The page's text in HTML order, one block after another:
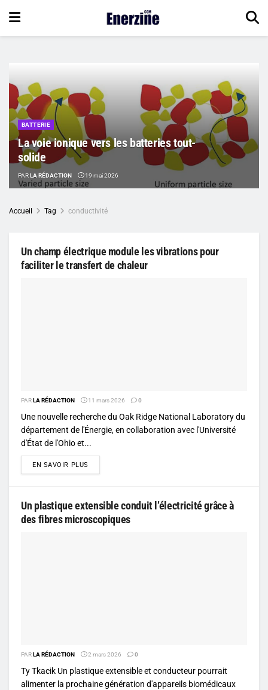
BATTERIE
La voie ionique vers les batteries tout-
solide
PARLA RÉDACTION 19 mai 2026
Accueil Tag conductivité
Un champ électrique module les vibrations pour
faciliter le transfert de chaleur
PARLA RÉDACTION 11 mars 2026 0
Une nouvelle recherche du Oak Ridge National Laboratory du
département de l'Énergie, en collaboration avec l'Université
d'État de l'Ohio et...
EN SAVOIR PLUS
Un plastique extensible conduit l’électricité grâce à
des fibres microscopiques
PARLA RÉDACTION 2 mars 2026 0
Ty Tkacik Un plastique extensible et conducteur pourrait
alimenter la prochaine génération d'appareils biomédicaux